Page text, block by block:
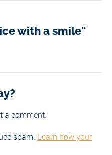
with a smile"
a comment.
spam. Learn how your